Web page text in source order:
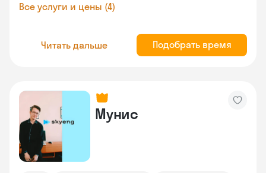
Все услуги и цены (4)
Читать дальше Подобрать время
Мунис